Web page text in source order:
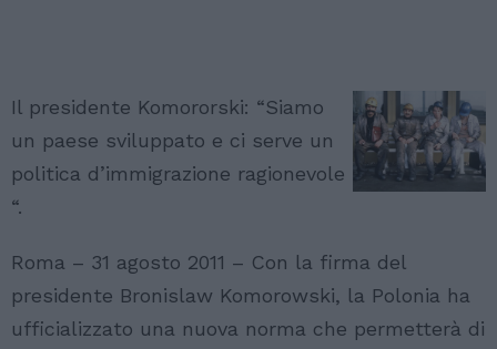
Il presidente Komororski: “Siamo
un paese sviluppato e ci serve un
politica d’immigrazione ragionevole
“.
Roma – 31 agosto 2011 – Con la firma del
presidente Bronislaw Komorowski, la Polonia ha
ufficializzato una nuova norma che permetterà di